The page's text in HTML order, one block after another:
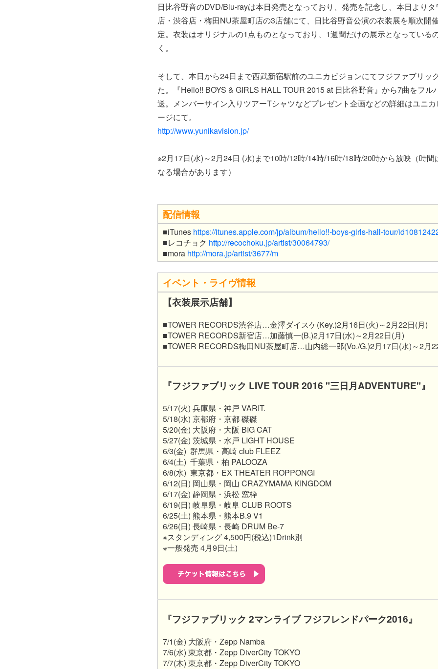
日比谷野音のDVD/Blu-rayは本日発売となっており、発売を記念し、本日より
店・渋谷店・梅田NU茶屋町店の3店舗にて、日比谷野音公演の衣装展を順次開
定。衣装はオリジナルの1点ものとなっており、1週間だけの展示となっている
く。
そして、本日から24日まで西武新宿駅前のユニカビジョンにてフジファブリッ
た。『Hello!! BOYS & GIRLS HALL TOUR 2015 at 日比谷野音』から7曲をフル
送。メンバーサイン入りツアーTシャツなどプレゼント企画などの詳細はユニ
ージにて。
http://www.yunikavision.jp/
※2月17日(水)～2月24日 (水)まで10時/12時/14時/16時/18時/20時から放映（時間
なる場合があります）
配信情報
■iTunes https://itunes.apple.com/jp/album/hello!!-boys-girls-hall-tour/
■レコチョク http://recochoku.jp/artist/30064793/
■mora http://mora.jp/artist/3677/m
イベント・ライヴ情報
【衣装展示店舗】
■TOWER RECORDS渋谷店…金澤ダイスケ(Key.)2月16日(火)～2月22日(月)
■TOWER RECORDS新宿店…加藤慎一(B.)2月17日(水)～2月22日(月)
■TOWER RECORDS梅田NU茶屋町店…山内総一郎(Vo./G.)2月17日(水)～2月
『フジファブリック LIVE TOUR 2016 "三日月ADVENTURE"』
5/17(火) 兵庫県・神戸 VARIT.
5/18(水) 京都府・京都 磔磔
5/20(金) 大阪府・大阪 BIG CAT
5/27(金) 茨城県・水戸 LIGHT HOUSE
6/3(金) 群馬県・高崎 club FLEEZ
6/4(土) 千葉県・柏 PALOOZA
6/8(水) 東京都・EX THEATER ROPPONGI
6/12(日) 岡山県・岡山 CRAZYMAMA KINGDOM
6/17(金) 静岡県・浜松 窓枠
6/19(日) 岐阜県・岐阜 CLUB ROOTS
6/25(土) 熊本県・熊本B.9 V1
6/26(日) 長崎県・長崎 DRUM Be-7
※スタンディング 4,500円(税込)1Drink別
※一般発売 4月9日(土)
『フジファブリック 2マンライブ フジフレンドパーク2016』​
7/1(金) 大阪府・Zepp Namba
7/6(水) 東京都・Zepp DiverCity TOKYO
7/7(木) 東京都・Zepp DiverCity TOKYO